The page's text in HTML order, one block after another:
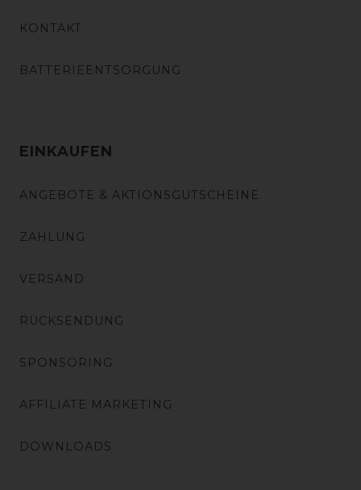
KONTAKT
BATTERIEENTSORGUNG
EINKAUFEN
ANGEBOTE & AKTIONSGUTSCHEINE
ZAHLUNG
VERSAND
RÜCKSENDUNG
SPONSORING
AFFILIATE MARKETING
DOWNLOADS